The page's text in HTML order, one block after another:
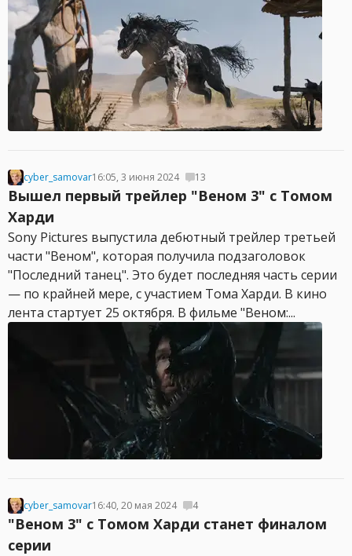
cyber_samovar16:05, 3 июня 2024 13
Вышел первый трейлер "Веном 3" с Томом
Харди
Sony Pictures выпустила дебютный трейлер третьей
части "Веном", которая получила подзаголовок
"Последний танец". Это будет последняя часть серии
— по крайней мере, с участием Тома Харди. В кино
лента стартует 25 октября. В фильме "Веном:...
cyber_samovar16:40, 20 мая 2024 4
"Веном 3" с Томом Харди станет финалом
серии